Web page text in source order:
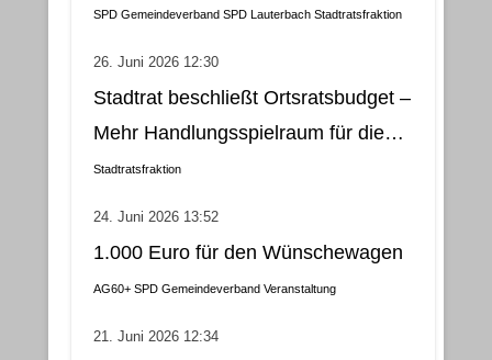
Klimatisierung als wirtschaftliche
SPD Gemeindeverband SPD Lauterbach Stadtratsfraktion
26. Juni 2026 12:30
Stadtrat beschließt Ortsratsbudget –
Mehr Handlungsspielraum für die
Gemeindebezirke
Stadtratsfraktion
24. Juni 2026 13:52
1.000 Euro für den Wünschewagen
AG60+ SPD Gemeindeverband Veranstaltung
21. Juni 2026 12:34